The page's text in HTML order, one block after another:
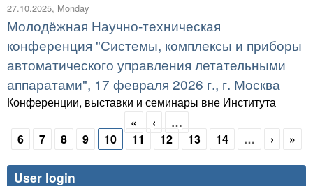
27.10.2025, Monday
Молодёжная Научно-техническая
конференция "Системы, комплексы и приборы
автоматического управления летательными
аппаратами", 17 февраля 2026 г., г. Москва
Конференции, выставки и семинары вне Института
Pages
« ‹
…
6
7 8 9 10 11 12 13 14 … › »
User login